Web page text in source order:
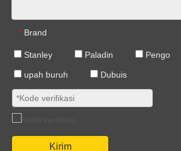
* Brand
Stanley Paladin Pengo
upah buruh Dubuis
Kirim